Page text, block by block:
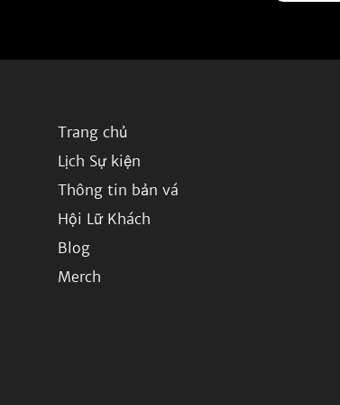
Trang chủ
Lịch Sự kiện
Thông tin bản vá
Hội Lữ Khách
Blog
Merch